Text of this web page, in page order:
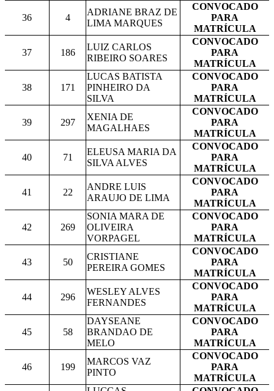
36 4
ADRIANE BRAZ DE
LIMA MARQUES
CONVOCADO
PARA
MATRÍCULA
37 186
LUIZ CARLOS
RIBEIRO SOARES
CONVOCADO
PARA
MATRÍCULA
38 171
LUCAS BATISTA
PINHEIRO DA
SILVA
CONVOCADO
PARA
MATRÍCULA
39 297
XENIA DE
MAGALHAES
CONVOCADO
PARA
MATRÍCULA
40 71
ELEUSA MARIA DA
SILVA ALVES
CONVOCADO
PARA
MATRÍCULA
41 22
ANDRE LUIS
ARAUJO DE LIMA
CONVOCADO
PARA
MATRÍCULA
42 269
SONIA MARA DE
OLIVEIRA
VORPAGEL
CONVOCADO
PARA
MATRÍCULA
43 50
CRISTIANE
PEREIRA GOMES
CONVOCADO
PARA
MATRÍCULA
44 296
WESLEY ALVES
FERNANDES
CONVOCADO
PARA
MATRÍCULA
45 58
DAYSEANE
BRANDAO DE
MELO
CONVOCADO
PARA
MATRÍCULA
46 199
MARCOS VAZ
PINTO
CONVOCADO
PARA
MATRÍCULA